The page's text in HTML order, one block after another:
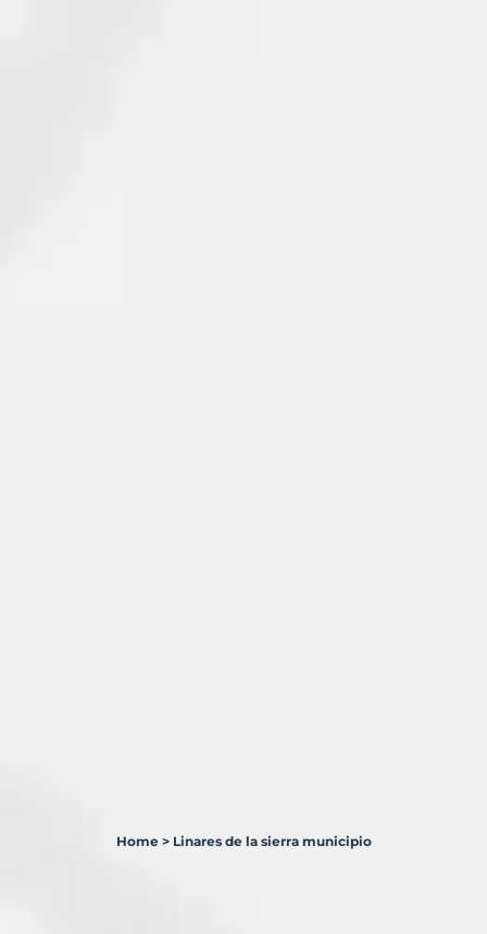
Home > Linares de la sierra municipio